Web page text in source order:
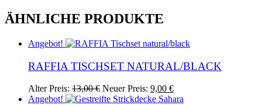
ÄHNLICHE PRODUKTE
Angebot!
RAFFIA TISCHSET NATURAL/BLACK
Alter Preis: 13,00€ Ursprünglicher
Preis
Neuer Preis: 9,00 €Aktueller
Preis
Angebot!